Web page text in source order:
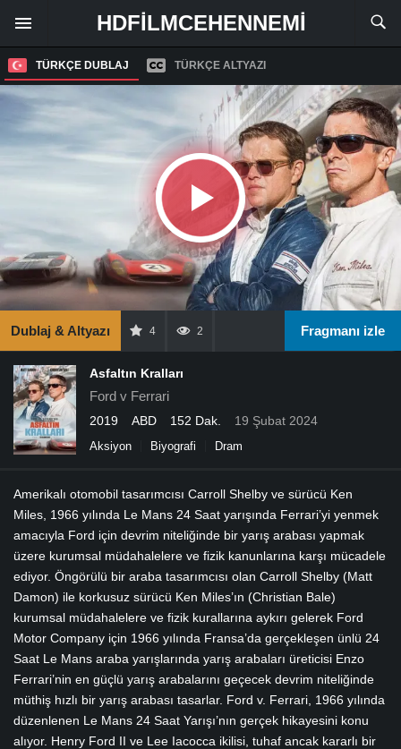
HDFILMCEHENNEMI
TÜRKÇE DUBLAJ TÜRKÇE ALTYAZI
Dublaj & Altyazı 4 2 Fragmanı izle
Asfaltın Kralları
Ford v Ferrari
2019 ABD 152 Dak. 19 Şubat 2024
Aksiyon Biyografi Dram
Amerikalı otomobil tasarımcısı Carroll Shelby ve sürücü Ken
Miles, 1966 yılında Le Mans 24 Saat yarışında Ferrari’yi yenmek
amacıyla Ford için devrim niteliğinde bir yarış arabası yapmak
üzere kurumsal müdahalelere ve fizik kanunlarına karşı mücadele
ediyor. Öngörülü bir araba tasarımcısı olan Carroll Shelby (Matt
Damon) ile korkusuz sürücü Ken Miles’ın (Christian Bale)
kurumsal müdahalelere ve fizik kurallarına aykırı gelerek Ford
Motor Company için 1966 yılında Fransa’da gerçekleşen ünlü 24
Saat Le Mans araba yarışlarında yarış arabaları üreticisi Enzo
Ferrari’nin en güçlü yarış arabalarını geçecek devrim niteliğinde
müthiş hızlı bir yarış arabası tasarlar. Ford v. Ferrari, 1966 yılında
düzenlenen Le Mans 24 Saat Yarışı’nın gerçek hikayesini konu
alıyor. Henry Ford II ve Lee Iacocca ikilisi, tuhaf ancak kararlı bir